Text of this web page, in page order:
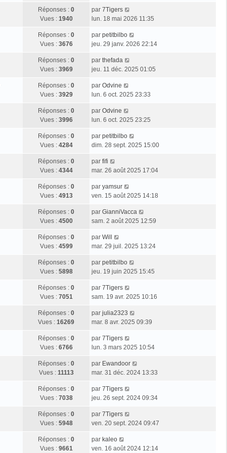
Réponses : 0
Vues : 1940
par 7Tigers
lun. 18 mai 2026 11:35
Réponses : 0
Vues : 3676
par petitbilbo
jeu. 29 janv. 2026 22:14
Réponses : 0
Vues : 3969
par thefada
jeu. 11 déc. 2025 01:05
Réponses : 0
Vues : 3929
par Odvine
lun. 6 oct. 2025 23:33
Réponses : 0
Vues : 3996
par Odvine
lun. 6 oct. 2025 23:25
Réponses : 0
Vues : 4284
par petitbilbo
dim. 28 sept. 2025 15:00
Réponses : 0
Vues : 4344
par fifi
mar. 26 août 2025 17:04
Réponses : 0
Vues : 4913
par yamsur
ven. 15 août 2025 14:18
Réponses : 0
Vues : 4500
par GianniVacca
sam. 2 août 2025 12:59
Réponses : 0
Vues : 4599
par Will
mar. 29 juil. 2025 13:24
Réponses : 0
Vues : 5898
par petitbilbo
jeu. 19 juin 2025 15:45
Réponses : 0
Vues : 7051
par 7Tigers
sam. 19 avr. 2025 10:16
Réponses : 0
Vues : 16269
par julia2323
mar. 8 avr. 2025 09:39
Réponses : 0
Vues : 6766
par 7Tigers
lun. 3 mars 2025 10:54
Réponses : 0
Vues : 11113
par Ewandoor
mar. 31 déc. 2024 13:33
Réponses : 0
Vues : 7038
par 7Tigers
jeu. 26 sept. 2024 09:34
Réponses : 0
Vues : 5948
par 7Tigers
ven. 20 sept. 2024 09:47
Réponses : 0
Vues : 9661
par kaleo
ven. 16 août 2024 12:14